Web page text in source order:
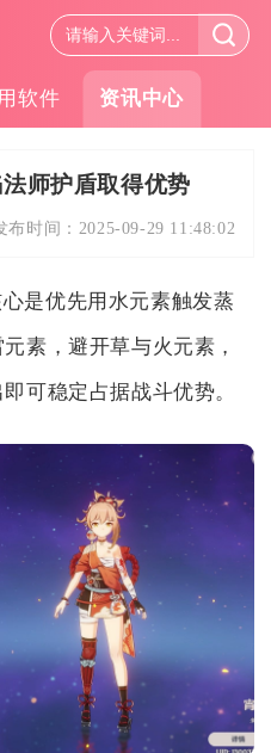
软件 资讯中心
师护盾取得优势
布时间： 2025-09-29 11:48:02
是优先用水元素触发蒸
素，避开草与火元素，
可稳定占据战斗优势。